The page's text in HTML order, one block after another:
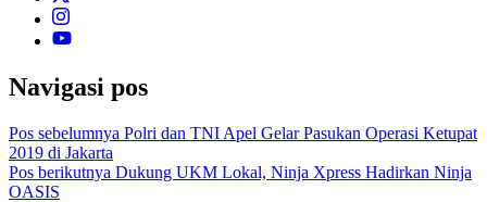
Navigasi pos
Pos sebelumnya Polri dan TNI Apel Gelar Pasukan Operasi Ketupat
2019 di Jakarta
Pos berikutnya Dukung UKM Lokal, Ninja Xpress Hadirkan Ninja
OASIS